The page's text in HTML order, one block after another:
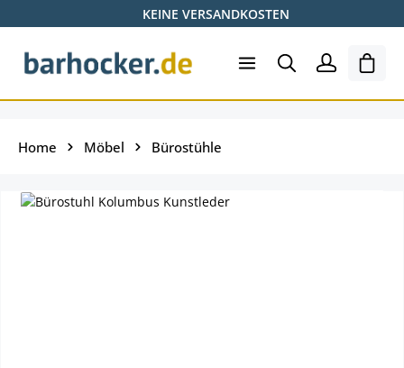
Zum Hauptinhalt springenKEINE VERSANDKOSTEN
Home Möbel Bürostühle